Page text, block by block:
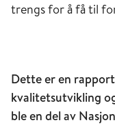
trengs for å få til
Dette er en
kvalitetsutvikling
ble en del av